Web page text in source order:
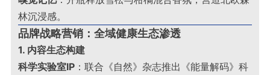
林沉浸感。
品牌战略营销：全域健康生态渗透
1. 内容生态构建
科学实验室IP ：联合《自然》杂志推出《能量解码》科